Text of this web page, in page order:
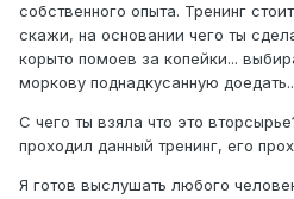
собственного опыта. Тренинг
скажи, на основании чего ты
корыто помоев за копейки...
моркову поднадкусанную
С чего ты взяла что это
проходил данный тренинг, его
Я готов выслушать любого